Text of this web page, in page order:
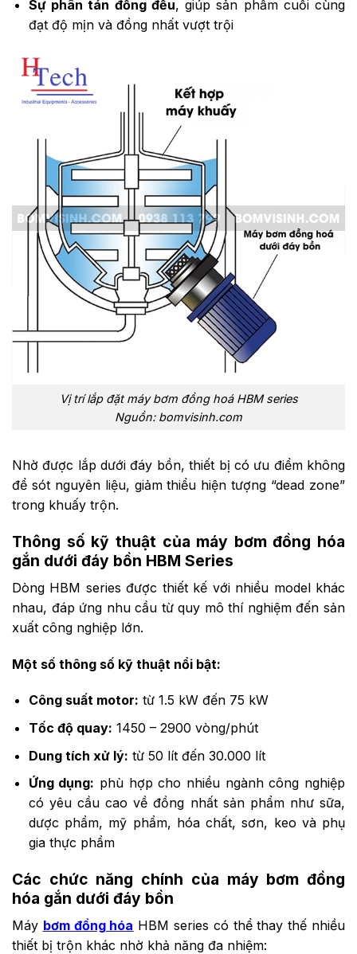
Sự phân tán đồng đều, giúp sản phẩm cuối cùng
đạt độ mịn và đồng nhất vượt trội
Vị trí lắp đặt máy bơm đồng hoá HBM series
Nguồn: bomvisinh.com
Nhờ được lắp dưới đáy bồn, thiết bị có ưu điểm không
để sót nguyên liệu, giảm thiểu hiện tượng “dead zone”
trong khuấy trộn.
Thông số kỹ thuật của máy bơm đồng hóa
gắn dưới đáy bồn HBM Series
Dòng HBM series được thiết kế với nhiều model khác
nhau, đáp ứng nhu cầu từ quy mô thí nghiệm đến sản
xuất công nghiệp lớn.
Một số thông số kỹ thuật nổi bật:
Công suất motor: từ 1.5 kW đến 75 kW
Tốc độ quay: 1450 – 2900 vòng/phút
Dung tích xử lý: từ 50 lít đến 30.000 lít
Ứng dụng: phù hợp cho nhiều ngành công nghiệp
có yêu cầu cao về đồng nhất sản phẩm như sữa,
dược phẩm, mỹ phẩm, hóa chất, sơn, keo và phụ
gia thực phẩm
Các chức năng chính của máy bơm đồng
hóa gắn dưới đáy bồn
Máy bơm đồng hóa HBM series có thể thay thế nhiều
thiết bị trộn khác nhờ khả năng đa nhiệm: